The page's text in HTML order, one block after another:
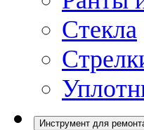
Стекла
Инструмент для